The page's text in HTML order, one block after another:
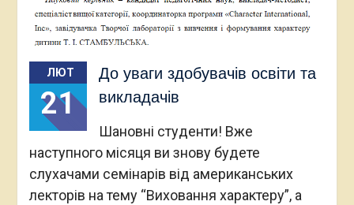
ЛЮТ
21
До уваги здобувачів освіти та
викладачів
Шановні студенти! Вже
наступного місяця ви знову будете
слухачами семінарів від американських
лекторів на тему “Виховання характеру”, а